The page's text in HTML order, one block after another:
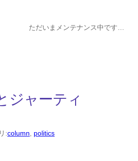
ただいまメンテナンス中です…
ジャーティ
:column, politics